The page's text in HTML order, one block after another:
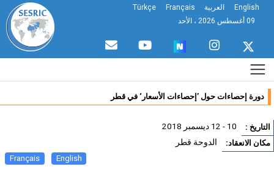
English العربية Français
Türkçe
دورة إحصاءات حول ’إحصاءات الأسعار‘ في قطر
: 10 - 12 ديسمبر 2018
الانعقاد: الدوحة قطر
English
Français